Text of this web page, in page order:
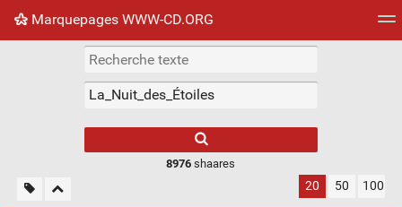
Marquepages WWW-CD.ORG
Nuage de tags Mur d'images
8976 shaares
20 50 100